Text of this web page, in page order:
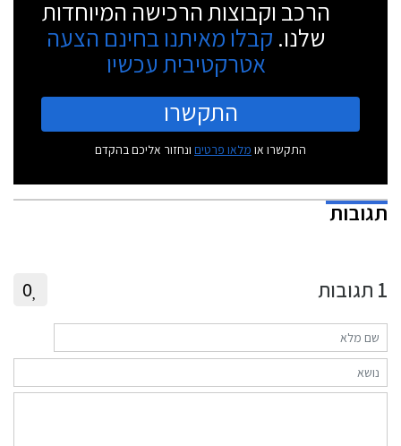
הרכב וקבוצות הרכישה המיוחדות
שלנו. קבלו מאיתנו בחינם הצעה
אטרקטיבית עכשיו
התקשרו
התקשרו או מלאו פרטים ונחזור אליכם בהקדם
תגובות
1 תגובות 0